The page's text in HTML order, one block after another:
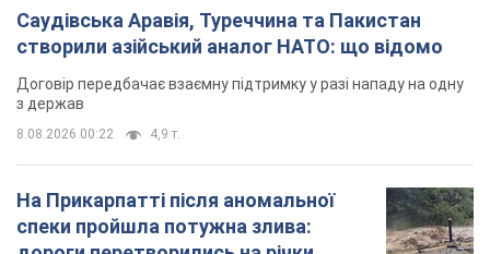
Саудівська Аравія, Туреччина та Пакистан
створили азійський аналог НАТО: що відомо
Договір передбачає взаємну підтримку у разі нападу на одну
з держав
8.08.2026 00:22 4,9 т.
На Прикарпатті після аномальної
спеки пройшла потужна злива: